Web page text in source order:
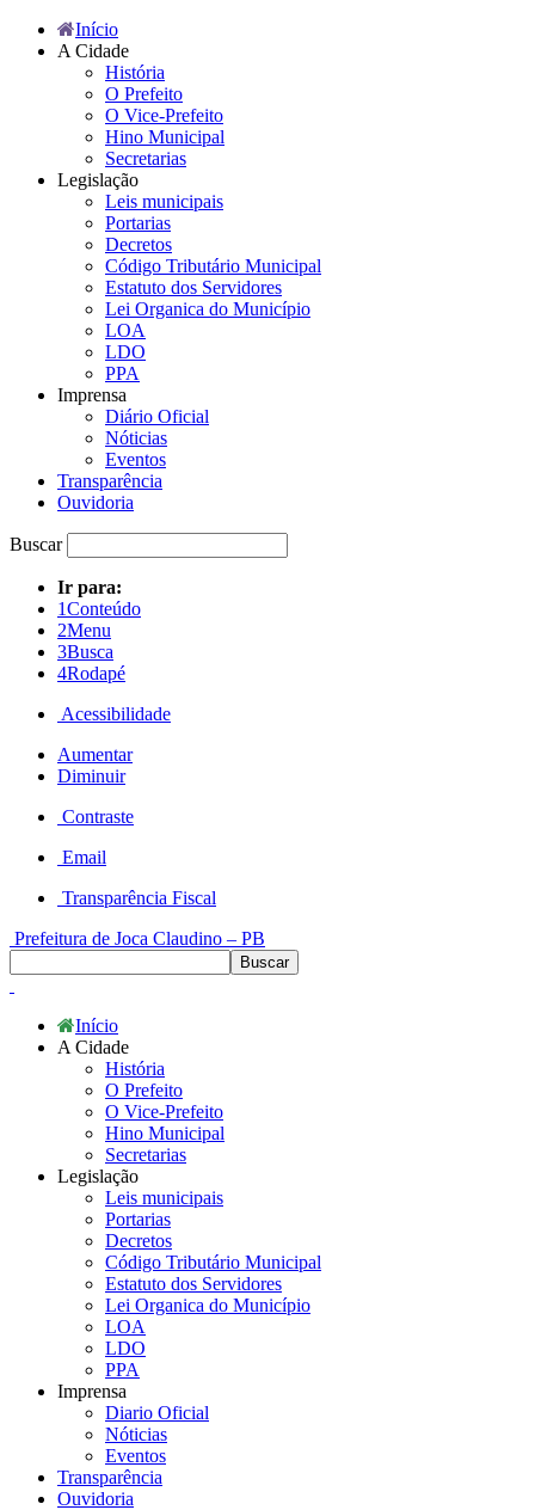
Início
A Cidade
História
O Prefeito
O Vice-Prefeito
Hino Municipal
Secretarias
Legislação
Leis municipais
Portarias
Decretos
Código Tributário Municipal
Estatuto dos Servidores
Lei Organica do Município
LOA
LDO
PPA
Imprensa
Diário Oficial
Nóticias
Eventos
Transparência
Ouvidoria
Buscar
Ir para:
1Conteúdo
2Menu
3Busca
4Rodapé
Acessibilidade
Aumentar
Diminuir
Contraste
Email
Transparência Fiscal
Prefeitura de Joca Claudino – PB
Início
A Cidade
História
O Prefeito
O Vice-Prefeito
Hino Municipal
Secretarias
Legislação
Leis municipais
Portarias
Decretos
Código Tributário Municipal
Estatuto dos Servidores
Lei Organica do Município
LOA
LDO
PPA
Imprensa
Diario Oficial
Nóticias
Eventos
Transparência
Ouvidoria